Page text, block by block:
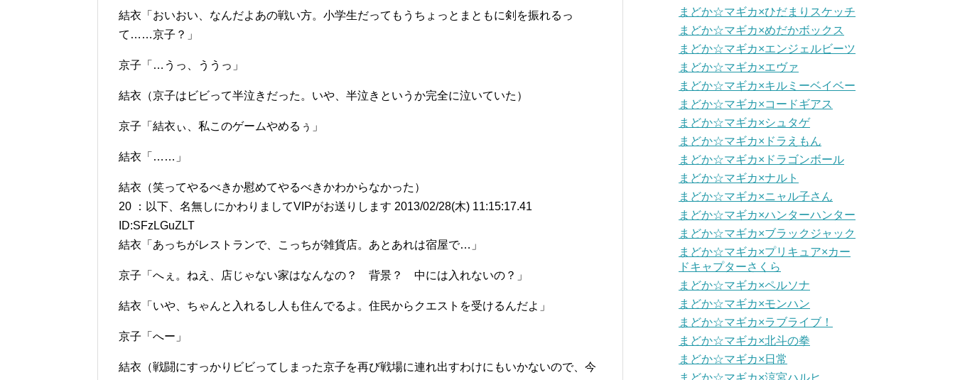
結衣「おいおい、なんだよあの戦い方。小学生だってもうちょっとまともに剣を振れるっ
て……京子？」
京子「…うっ、ううっ」
結衣（京子はビビって半泣きだった。いや、半泣きというか完全に泣いていた）
京子「結衣ぃ、私このゲームやめるぅ」
結衣「……」
結衣（笑ってやるべきか慰めてやるべきかわからなかった）
20 ：以下、名無しにかわりましてVIPがお送りします 2013/02/28(木) 11:15:17.41
ID:SFzLGuZLT
結衣「あっちがレストランで、こっちが雑貨店。あとあれは宿屋で…」
京子「へぇ。ねえ、店じゃない家はなんなの？ 背景？ 中には入れないの？」
結衣「いや、ちゃんと入れるし人も住んでるよ。住民からクエストを受けるんだよ」
京子「へー」
結衣（戦闘にすっかりビビってしまった京子を再び戦場に連れ出すわけにもいかないので、今
まどか☆マギカ×ひだまりスケッチ
まどか☆マギカ×めだかボックス
まどか☆マギカ×エンジェルビーツ
まどか☆マギカ×エヴァ
まどか☆マギカ×キルミーベイベー
まどか☆マギカ×コードギアス
まどか☆マギカ×シュタゲ
まどか☆マギカ×ドラえもん
まどか☆マギカ×ドラゴンボール
まどか☆マギカ×ナルト
まどか☆マギカ×ニャル子さん
まどか☆マギカ×ハンターハンター
まどか☆マギカ×ブラックジャック
まどか☆マギカ×プリキュア×カー
ドキャプターさくら
まどか☆マギカ×ペルソナ
まどか☆マギカ×モンハン
まどか☆マギカ×ラブライブ！
まどか☆マギカ×北斗の拳
まどか☆マギカ×日常
まどか☆マギカ×涼宮ハルヒ